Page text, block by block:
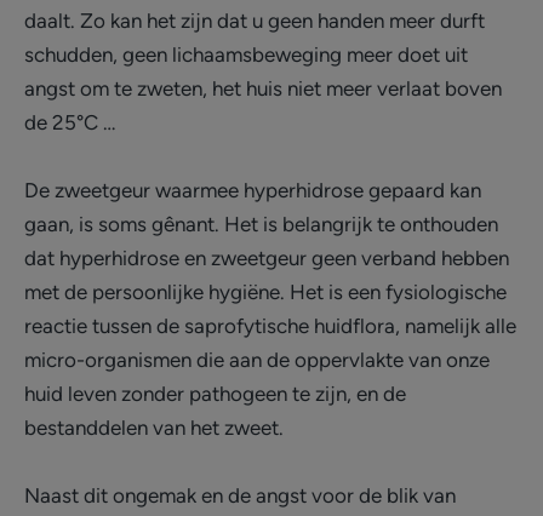
daalt. Zo kan het zijn dat u geen handen meer durft
schudden, geen lichaamsbeweging meer doet uit
angst om te zweten, het huis niet meer verlaat boven
de 25°C …
De zweetgeur waarmee hyperhidrose gepaard kan
gaan, is soms gênant. Het is belangrijk te onthouden
dat hyperhidrose en zweetgeur geen verband hebben
met de persoonlijke hygiëne. Het is een fysiologische
reactie tussen de saprofytische huidflora, namelijk alle
micro-organismen die aan de oppervlakte van onze
huid leven zonder pathogeen te zijn, en de
bestanddelen van het zweet.
Naast dit ongemak en de angst voor de blik van